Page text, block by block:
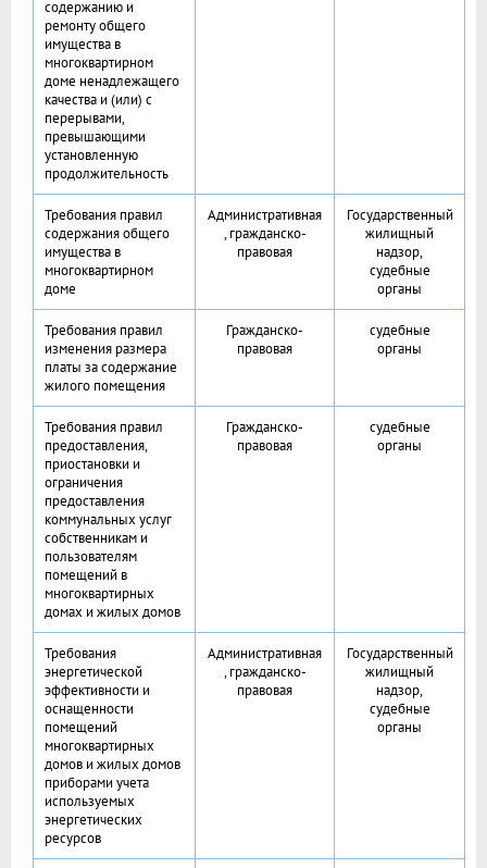
содержанию и
ремонту общего
имущества в
многоквартирном
доме ненадлежащего
качества и (или) с
перерывами,
превышающими
установленную
продолжительность
Требования правил
содержания общего
имущества в
многоквартирном
доме
Административная
, гражданско-
правовая
Государственный
жилищный
надзор,
судебные
органы
Требования правил
изменения размера
платы за содержание
жилого помещения
Гражданско-
правовая
судебные
органы
Требования правил
предоставления,
приостановки и
ограничения
предоставления
коммунальных услуг
собственникам и
пользователям
помещений в
многоквартирных
домах и жилых домов
Гражданско-
правовая
судебные
органы
Требования
энергетической
эффективности и
оснащенности
помещений
многоквартирных
домов и жилых домов
приборами учета
используемых
энергетических
ресурсов
Административная
, гражданско-
правовая
Государственный
жилищный
надзор,
судебные
органы